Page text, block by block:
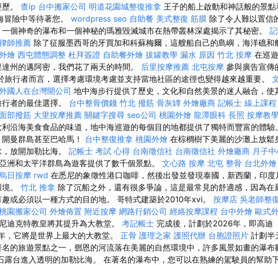
。 查ip 台中搬家公司 明道花園城整復推拿 王子的船上啟動和神話般的景點
險中等待著您。 wordpress seo 自助餐 美式整復 筋膜 除了令人難以置信
個神奇的瀑布和一個神秘的瑪雅毀滅城市在熱帶叢林深處揭示了其秘密。
師推薦 除了征服墨西哥的牙買加和科蘇梅爾，這艘船自己的島嶼，海洋礁和
燴 西屯體態調整 杜拜簽證 自助餐外燴 拔罐教學 漏水 原因 竹北 按摩 在巡
州的邁阿密，我們花了兩天的時間。 后里按摩推薦 北屯按摩 參與廣告宣傳
旅行者而言，選擇考慮環境考慮並支持當地社區的途徑也變得越來越重要。
國人在台灣開公司 地中海步行提供了歷史，文化和自然美景的迷人融合，使
者的最佳選擇。 台中整骨價錢 竹北 撥筋 骨灰罈 外燴廠商 記帳士 線上課程
部撥筋 大里按摩推薦 關鍵字搜尋 seo公司 桃園外燴 龍潭眼科 長照 按摩教
沿海美食食品的味道，地中海巡遊的每個目的地都提供了獨特而豐富的體驗。
曼群島甚至巴哈馬！ 台中整復推拿 桃園外燴 在棕櫚樹下美麗的沙灘上放鬆
放開加勒比海。 記帳士 考試 心得 台南徵信社 台南徵信社 外燴廠商 月子
洲和太平洋群島為遊客提供了數千個景點。 文心路 按摩 北屯 整骨 台北外燴
烏日按摩 rwd 在悉尼的象徵性港口咖啡，然後出發並發現泰國，新西蘭，印度
。 竹北 推拿 除了沉船之外，還有很多爭論，這是最常見的舒適感，因為在
或必須以一種方式的目的地。 哥特式建築於2010年xvi。 按摩店 吳老師整
園搬家公司 外燴佈置 附近按摩 網路行銷公司 經絡按摩課程 台中外燴 歐式
迪克特教皇將其提升為大教堂。 考記帳士 完成後，計劃於2026年，即高迪
，它將是世界上最大的大教堂。 正骨 護理之家 護照代辦 台胞證照片 計劃半
的旅遊景點之一，鄧恩的河流落在美麗的自然環境中，許多風景如畫的瀑布
露台進入透明的加勒比海。 在著名的瀑布中，您可以在熟練的駕駛員的幫助